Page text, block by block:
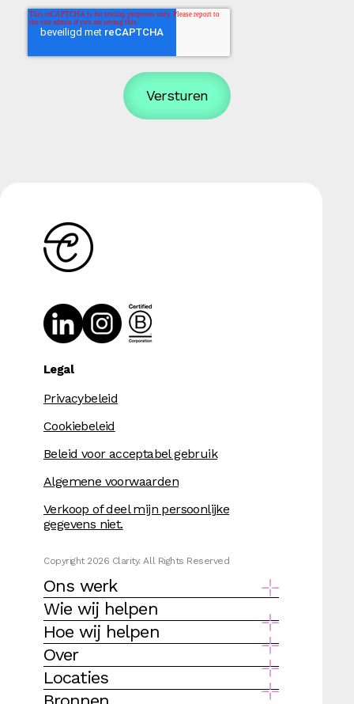
Legal
Privacybeleid
Cookiebeleid
Beleid voor acceptabel gebruik
Algemene voorwaarden
Verkoop of deel mijn persoonlijke
gegevens niet.
Copyright 2026 Clarity. All Rights Reserved
Ons werk
Wie wij helpen
Hoe wij helpen
Over
Locaties